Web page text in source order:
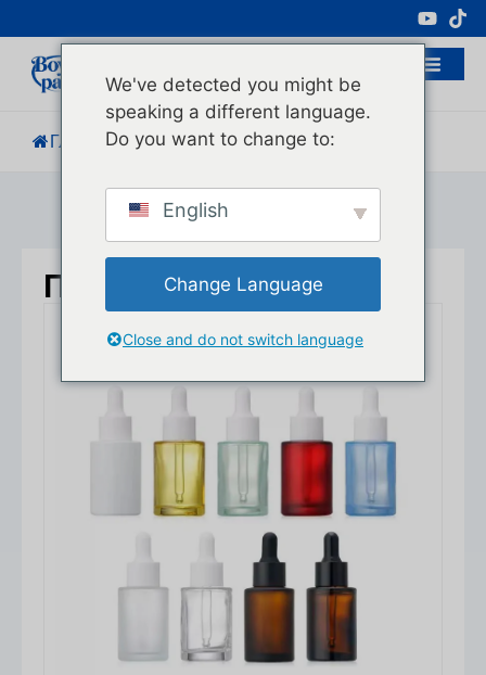
Косметической Упаковки
Главная/ Продукция
Продукция
We've detected you might be
speaking a different language.
Do you want to change to:
English
Change Language
Close and do not switch language